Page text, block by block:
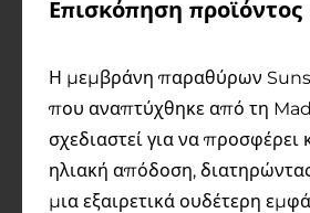
Επισκόπηση προϊόντος
Η μεμβράνη παραθύρων
που αναπτύχθηκε από τη
σχεδιαστεί για να προσφέρει
ηλιακή απόδοση,
μια εξαιρετικά ουδέτερη